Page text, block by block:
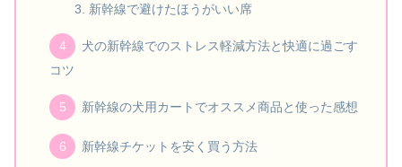
新幹線で避けたほうがいい席
犬の新幹線でのストレス軽減方法と快適に過ごす
コツ
新幹線の犬用カートでオススメ商品と使った感想
新幹線チケットを安く買う方法